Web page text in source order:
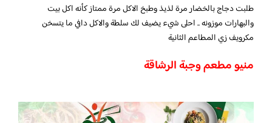
طلبت دجاج بالخضار مرة لذيذ وطبخ الاكل مرة ممتاز كأنه اكل بيت
والبهارات موزونه .. احلى شيء يضيف لك سلطة والاكل دافي ما يتسخن
مكرويف زي المطاعم الثانية
منيو مطعم وجبة الرشاقة